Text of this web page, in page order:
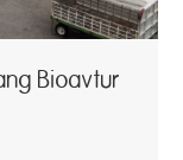
Bioavtur